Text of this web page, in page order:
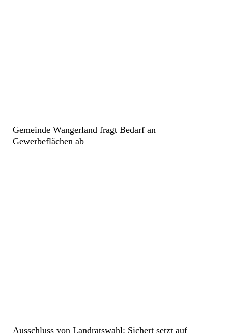
Gemeinde Wangerland fragt Bedarf an
Gewerbeflächen ab
Ausschluss von Landratswahl: Sichert setzt auf